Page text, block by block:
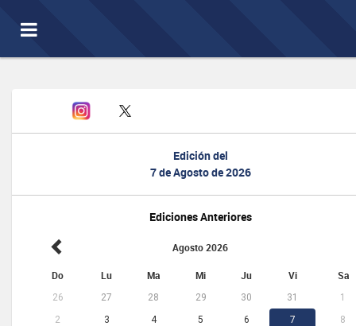
Toggle
navigation
Edición del
7 de Agosto de 2026
Ediciones Anteriores
Agosto 2026
Do Lu Ma Mi Ju Vi Sa
26 27 28 29 30 31
1
2
3 4 5 6 7
8